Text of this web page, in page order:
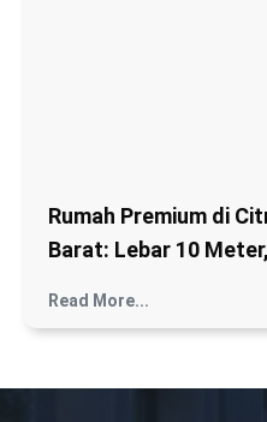
Rumah Premium di
Barat: Lebar 10
Read More...